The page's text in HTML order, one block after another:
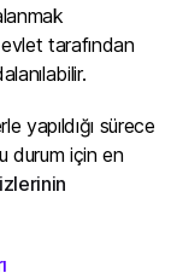
tarafından
yapıldığı sürece
durum için en